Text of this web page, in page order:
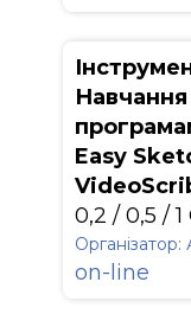
Easy
0,2 / 0,5 /
on-line